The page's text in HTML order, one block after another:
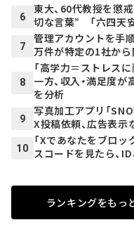
6
東大、60代教授を懲
切な言葉” 「六四天
7
管理アカウントを手
万件が特定の1社か
8
「高学力＝ストレス
一方、収入・満足度
を分析
9
写真加工アプリ「
X投稿依頼、広告表
10
「Xであなたをブロ
スコードを見たら、
ランキングをもっ